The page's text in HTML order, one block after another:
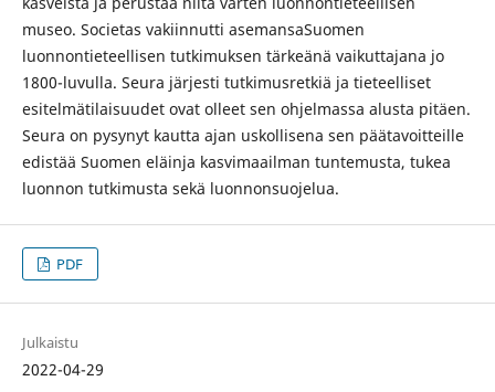
museo. Societas vakiinnutti asemansaSuomen
luonnontieteellisen tutkimuksen tärkeänä vaikuttajana jo
1800-luvulla. Seura järjesti tutkimusretkiä ja tieteelliset
esitelmätilaisuudet ovat olleet sen ohjelmassa alusta pitäen.
Seura on pysynyt kautta ajan uskollisena sen päätavoitteille
edistää Suomen eläinja kasvimaailman tuntemusta, tukea
luonnon tutkimusta sekä luonnonsuojelua.
PDF
Julkaistu
2022-04-29